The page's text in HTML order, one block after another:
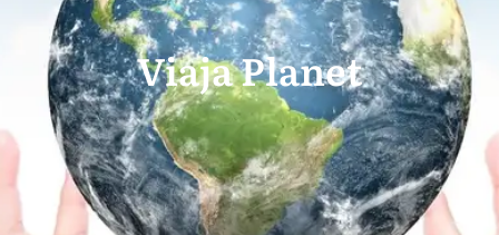
Viaja Planet